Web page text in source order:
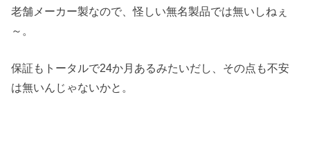
老舗メーカー製なので、怪しい無名製品では無いしねぇ
～。
保証もトータルで24か月あるみたいだし、その点も不安
は無いんじゃないかと。